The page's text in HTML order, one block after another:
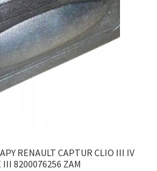
RENAULT CAPTUR CLIO III IV
III 8200076256 ZAM